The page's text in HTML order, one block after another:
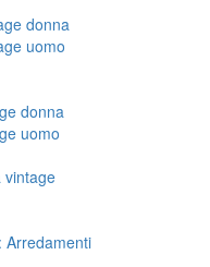
donna
uomo
donna
uomo
vintage
Arredamenti